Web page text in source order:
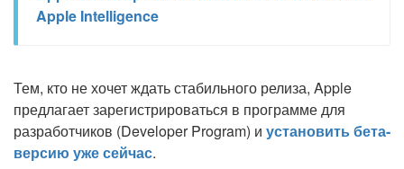
Apple Intelligence
Тем, кто не хочет ждать стабильного релиза, Apple
предлагает зарегистрироваться в программе для
разработчиков (Developer Program) и установить бета-
версию уже сейчас.